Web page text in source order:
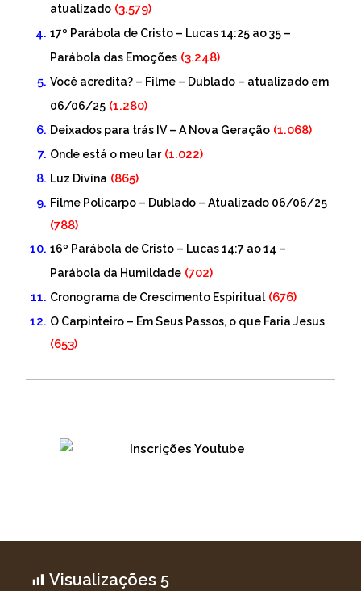
atualizado (3.579)
17º Parábola de Cristo – Lucas 14:25 ao 35 –
Parábola das Emoções (3.248)
Você acredita? – Filme – Dublado – atualizado em
06/06/25 (1.280)
Deixados para trás IV – A Nova Geração (1.068)
Onde está o meu lar (1.022)
Luz Divina (865)
Filme Policarpo – Dublado – Atualizado 06/06/25
(788)
16º Parábola de Cristo – Lucas 14:7 ao 14 –
Parábola da Humildade (702)
Cronograma de Crescimento Espiritual (676)
O Carpinteiro – Em Seus Passos, o que Faria Jesus
(653)
Visualizações 5